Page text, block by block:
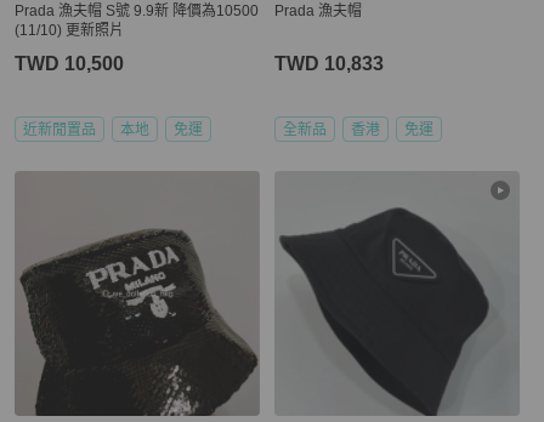
Prada 漁夫帽 S號 9.9新 降價為10500
(11/10) 更新照片
TWD 10,500
近新閒置品 本地 免運
Prada 漁夫帽
TWD 10,833
全新品 香港 免運